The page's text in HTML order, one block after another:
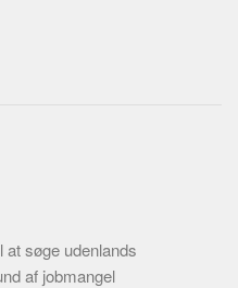
søge udenlands
af jobmangel